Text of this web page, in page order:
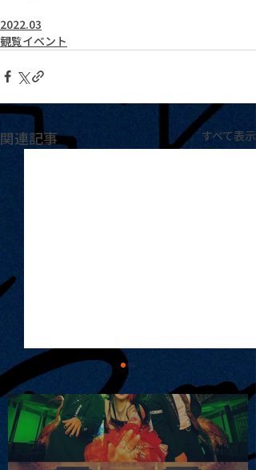
2022.03
観覧イベント
関連記事 すべて表示